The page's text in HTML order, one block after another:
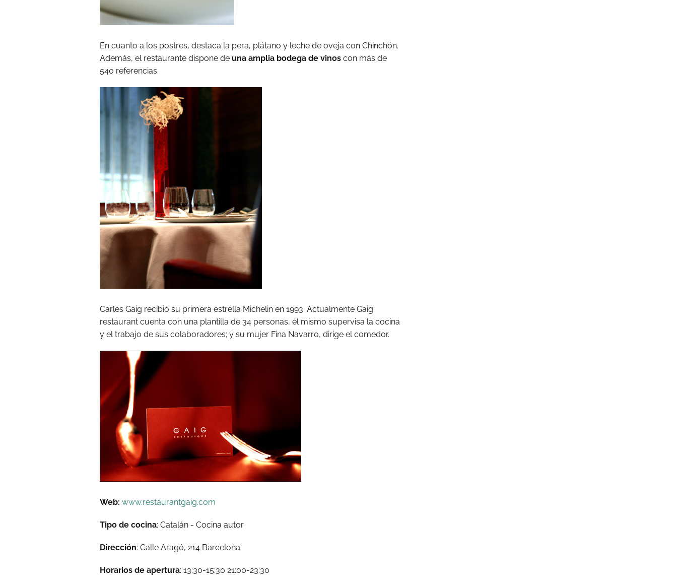
En cuanto a los postres, destaca la pera, plátano y leche de oveja con Chinchón.
Además, el restaurante dispone de una amplia bodega de vinos con más de
540 referencias.
Carles Gaig recibió su primera estrella Michelin en 1993. Actualmente Gaig
restaurant cuenta con una plantilla de 34 personas, él mismo supervisa la cocina
y el trabajo de sus colaboradores; y su mujer Fina Navarro, dirige el comedor.
Web: www.restaurantgaig.com
Tipo de cocina: Catalán - Cocina autor
Dirección: Calle Aragó, 214 Barcelona
Horarios de apertura: 13:30-15:30 21:00-23:30